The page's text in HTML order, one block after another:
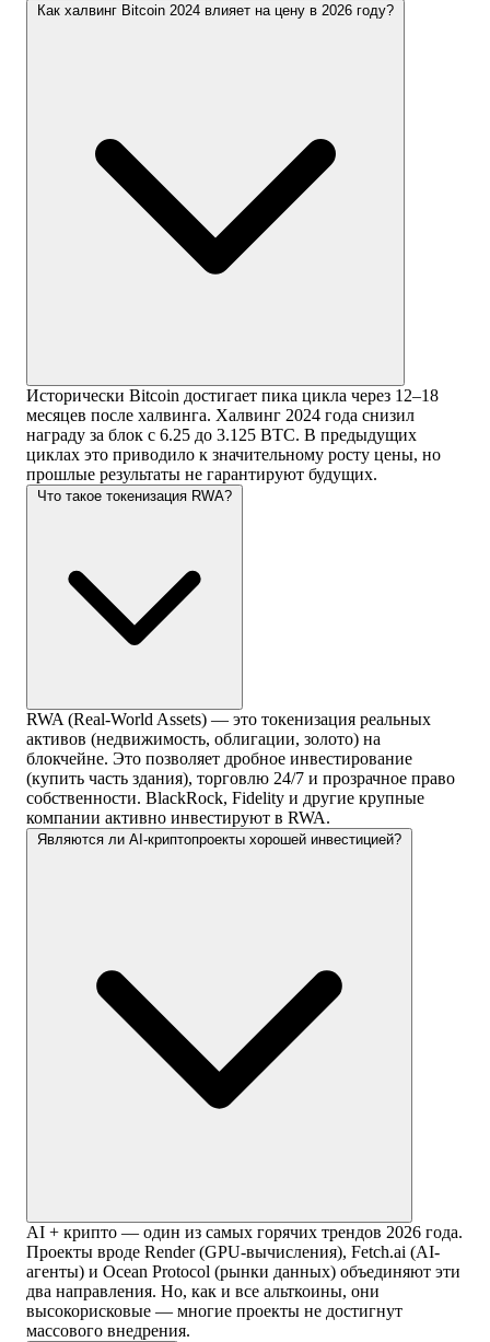
Как халвинг Bitcoin 2024 влияет на цену в 2026 году?
Исторически Bitcoin достигает пика цикла через 12–18
месяцев после халвинга. Халвинг 2024 года снизил
награду за блок с 6.25 до 3.125 BTC. В предыдущих
циклах это приводило к значительному росту цены, но
прошлые результаты не гарантируют будущих.
Что такое токенизация RWA?
RWA (Real-World Assets) — это токенизация реальных
активов (недвижимость, облигации, золото) на
блокчейне. Это позволяет дробное инвестирование
(купить часть здания), торговлю 24/7 и прозрачное право
собственности. BlackRock, Fidelity и другие крупные
компании активно инвестируют в RWA.
Являются ли AI-криптопроекты хорошей инвестицией?
AI + крипто — один из самых горячих трендов 2026 года.
Проекты вроде Render (GPU-вычисления), Fetch.ai (AI-
агенты) и Ocean Protocol (рынки данных) объединяют эти
два направления. Но, как и все альткоины, они
высокорисковые — многие проекты не достигнут
массового внедрения.